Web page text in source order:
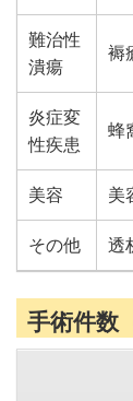
難治性
潰瘍
褥
炎症変
性疾患
蜂
美容 美
その他 透
手術件数